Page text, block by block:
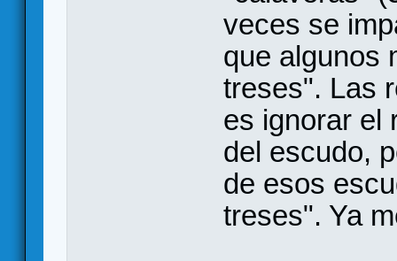
veces se
que algunos
treses". Las
es ignorar el
del escudo,
de esos
treses". Ya